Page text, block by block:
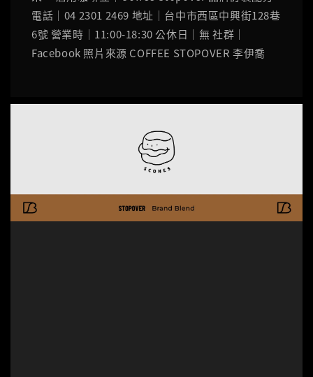
電話｜04 2301 2469 地址｜台中市西區中興街128巷
6號 營業時｜11:00-18:30 公休日｜無 社群｜
Facebook 照片來源 COFFEE STOPOVER 李伊喬